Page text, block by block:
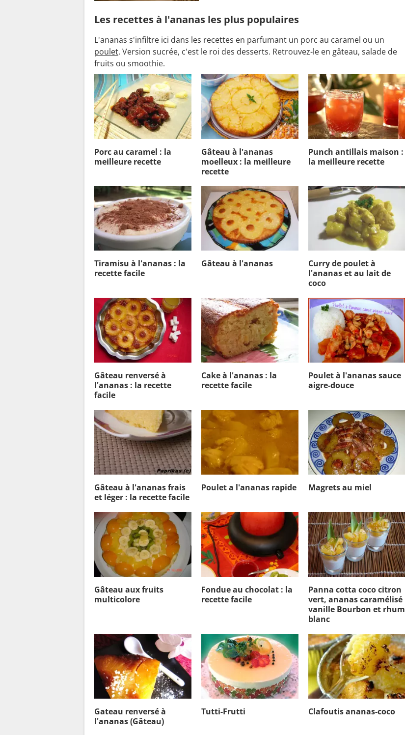
Les recettes à l'ananas les plus populaires
L'ananas s'infiltre ici dans les recettes en parfumant un porc au caramel ou un
poulet. Version sucrée, c'est le roi des desserts. Retrouvez-le en gâteau, salade de
fruits ou smoothie.
Porc au caramel : la
meilleure recette
Gâteau à l'ananas
moelleux : la meilleure
recette
Punch antillais maison :
la meilleure recette
Tiramisu à l'ananas : la
recette facile
Gâteau à l'ananas
Curry de poulet à
l'ananas et au lait de
coco
Gâteau renversé à
l'ananas : la recette
facile
Cake à l'ananas : la
recette facile
Poulet à l'ananas sauce
aigre-douce
Gâteau à l'ananas frais
et léger : la recette facile
Poulet a l'ananas rapide Magrets au miel
Gâteau aux fruits
multicolore
Fondue au chocolat : la
recette facile
Panna cotta coco citron
vert, ananas caramélisé
vanille Bourbon et rhum
blanc
Gateau renversé à
l'ananas (Gâteau)
Tutti-Frutti Clafoutis ananas-coco